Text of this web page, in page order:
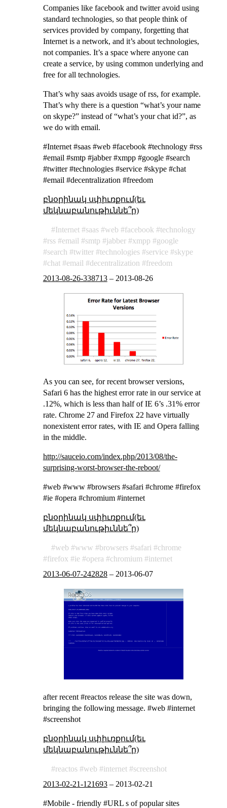
Companies like facebook and twitter avoid using
standard technologies, so that people think of
services provided by company, forgetting that
Internet is a network, and it’s about technologies,
not companies. It’s a space where anyone can
create a service, by using common underlying and
free for all technologies.
That’s why saas avoids usage of rss, for example.
That’s why there is a question “what’s your name
on skype?” instead of “what’s your chat id?”, as
we do with email.
#Internet #saas #web #facebook #technology #rss
#email #smtp #jabber #xmpp #google #search
#twitter #technologies #service #skype #chat
#email #decentralization #freedom
բնօրինակ սփիւռքում(եւ
մեկնաբանութիւննե՞ր)
Internet saas web facebook
technology
rss
email smtp jabber xmpp
google
search
twitter technologies service
skype
chat
email decentralization
freedom
2013-08-26-338713– 2013-08-26
As you can see, for recent browser versions,
Safari 6 has the highest error rate in our service at
.12%, which is less than half of IE 6’s .31% error
rate. Chrome 27 and Firefox 22 have virtually
nonexistent error rates, with IE and Opera falling
in the middle.
http://sauceio.com/index.php/2013/08/the-
surprising-worst-browser-the-reboot/
#web #www #browsers #safari #chrome #firefox
#ie #opera #chromium #internet
բնօրինակ սփիւռքում(եւ
մեկնաբանութիւննե՞ր)
web www browsers safari
chrome
firefox
ie opera chromium
internet
2013-06-07-242828– 2013-06-07
after recent #reactos release the site was down,
bringing the following message. #web #internet
#screenshot
բնօրինակ սփիւռքում(եւ
մեկնաբանութիւննե՞ր)
reactos web internet
screenshot
2013-02-21-121693– 2013-02-21
#Mobile - friendly #URL s of popular sites